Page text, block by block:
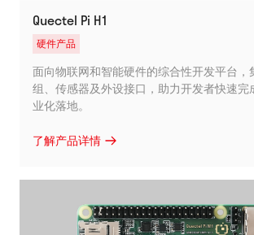
Quectel Pi H1
硬件产品
面向物联网和智能硬件的综合性开发平台，
组、传感器及外设接口，助力开发者快
业化落地。
了解产品详情